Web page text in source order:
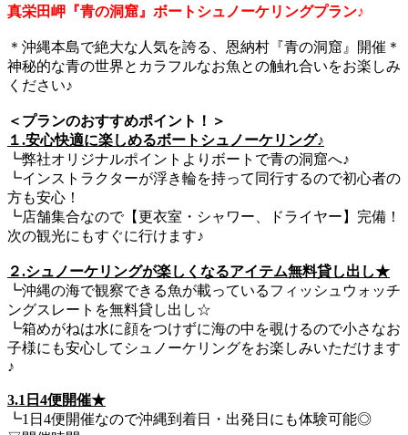
真栄田岬『青の洞窟』ボートシュノーケリングプラン♪
＊沖縄本島で絶大な人気を誇る、恩納村『青の洞窟』開催＊
神秘的な青の世界とカラフルなお魚との触れ合いをお楽しみ
ください♪
＜プランのおすすめポイント！＞
１.安心快適に楽しめるボートシュノーケリング♪
┗弊社オリジナルポイントよりボートで青の洞窟へ♪
┗インストラクターが浮き輪を持って同行するので初心者の
方も安心！
┗店舗集合なので【更衣室・シャワー、ドライヤー】完備！
次の観光にもすぐに行けます♪
２.シュノーケリングが楽しくなるアイテム無料貸し出し★
┗沖縄の海で観察できる魚が載っているフィッシュウォッチ
ングスレートを無料貸し出し☆
┗箱めがねは水に顔をつけずに海の中を覗けるので小さなお
子様にも安心してシュノーケリングをお楽しみいただけます
♪
3.1日4便開催★
┗1日4便開催なので沖縄到着日・出発日にも体験可能◎